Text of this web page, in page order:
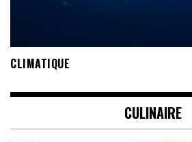
CLIMATIQUE
CULINAIRE